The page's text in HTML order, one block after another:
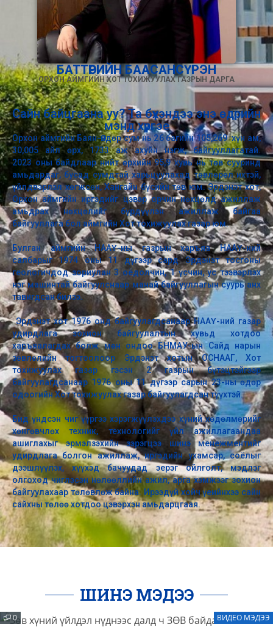
БАТТӨРИЙН БААСАНСҮРЭН
ОРХОН АЙМГИЙН ХОТ ТОХИЖУУЛАХ ГАЗРЫН ДАРГА
Сайн байцгаана уу? Та бүхэндээ энэ өдрийн
мэнд хүргэе
Орхон аймгийн Баян-Өндөр сум нь 26багийн 105,269 хүн ам,
30,005 айл өрх, 1733 аж ахуйн нэгж, байгууллагатай.
2023 оны байдлаар нийт өрхийн 95,9 хувь нь төв сууринд
амьдардаг, бусад сумдтай харьцуулахад төвлөрөл ихтэй,
үйлдвэрлэл хөгжсөн, Хангайн бүсийн төв юм. Эрдэнэт хот,
Орхон аймгийн иргэдийг цэвэр орчин нөхцөлд ажиллаж
амьдрах нөхцөлийг бүрдүүлэн ажиллаж байгаа
байгууллага бол аймгийн Хот тохижуулах газар юм.
Булган аймгийн НААҮ-ны газрын харъяа НААҮ-ний
салбарыг1974 оны11дүгээр сард Эрдэнэт тосгоны
геологичдод зориулан 3 оёдолчин, 1 үсчин, ус тээвэрлэх
нэг машинтай байгуулснаар манай байгууллагын суурь анх
тавигдсан билээ.
Эрдэнэт хот 1976 онд байгуулагдсанаар НААҮ-ний газар
удирдлага зохион байгуулалтын хувьд хотдоо
харъяалагдах болж мөн ондоо БНМАУ-ын Сайд нарын
зөвлөлийн тогтоолоор Эрдэнэт хотын ОСНААГ, Хот
тохижуулах газар гэсэн 2 газрын бүтэцтэйгээр
байгуулагдсанаар 1976 оны 11 дүгээр сарын 23-ны өдөр
одоогийн Хот тохижуулах газар байгуулагдсан түүхтэй.
Бид үндсэн чиг үүргээ хэрэгжүүлэхдээ хүний хөдөлмөрийг
хөнгөвчлөх техник, технологийг үйл ажиллагаандаа
ашиглахыг эрмэлзэхийн зэрэгцээ шинэ менежментийг
удирдлага болгон ажиллаж, иргэдийн ухамсар, соёлыг
дээшлүүлэх, хүүхэд бачуудад эерэг ойлголт, мэдлэг
олгоход чиглэсэн нөлөөллийн ажил, арга хэмжээг зохион
байгуулахаар төлөвлөж байна. Ирээдүй хойч үеийнхээ сайн
сайхны төлөө хотдоо цэвэрхэн амьдарцгаая.
ШИНЭ МЭДЭЭ
0 ВИДЕО МЭДЭЭ